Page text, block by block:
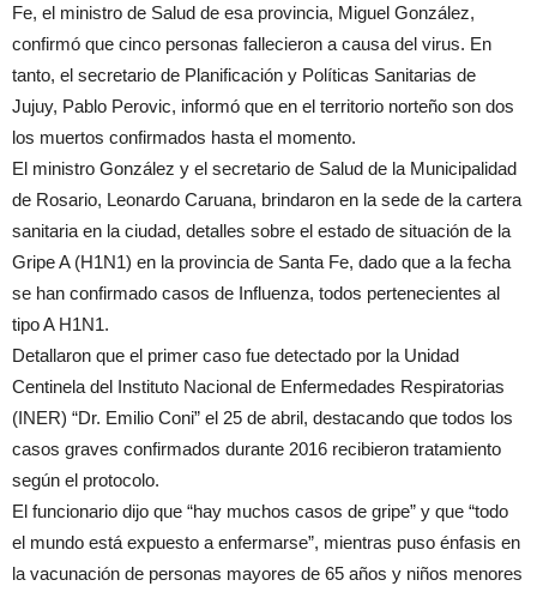
Fe, el ministro de Salud de esa provincia, Miguel González,
confirmó que cinco personas fallecieron a causa del virus. En
tanto, el secretario de Planificación y Políticas Sanitarias de
Jujuy, Pablo Perovic, informó que en el territorio norteño son dos
los muertos confirmados hasta el momento.
El ministro González y el secretario de Salud de la Municipalidad
de Rosario, Leonardo Caruana, brindaron en la sede de la cartera
sanitaria en la ciudad, detalles sobre el estado de situación de la
Gripe A (H1N1) en la provincia de Santa Fe, dado que a la fecha
se han confirmado casos de Influenza, todos pertenecientes al
tipo A H1N1.
Detallaron que el primer caso fue detectado por la Unidad
Centinela del Instituto Nacional de Enfermedades Respiratorias
(INER) “Dr. Emilio Coni” el 25 de abril, destacando que todos los
casos graves confirmados durante 2016 recibieron tratamiento
según el protocolo.
El funcionario dijo que “hay muchos casos de gripe” y que “todo
el mundo está expuesto a enfermarse”, mientras puso énfasis en
la vacunación de personas mayores de 65 años y niños menores